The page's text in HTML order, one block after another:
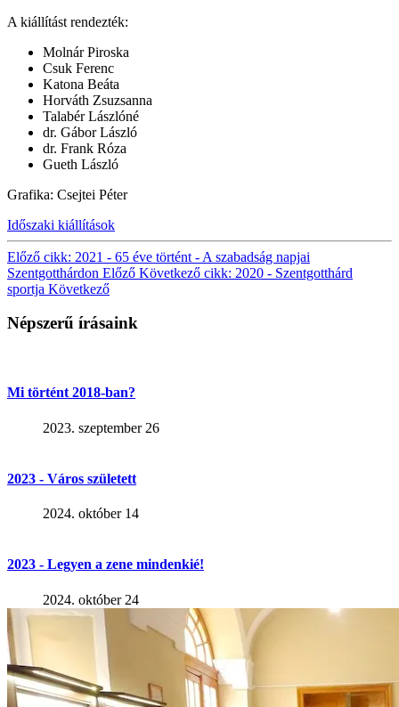
A kiállítást rendezték:
Molnár Piroska
Csuk Ferenc
Katona Beáta
Horváth Zsuzsanna
Talabér Lászlóné
dr. Gábor László
dr. Frank Róza
Gueth László
Grafika: Csejtei Péter
Időszaki kiállítások
Előző cikk: 2021 - 65 éve történt - A szabadság napjai
Szentgotthárdon Előző Következő cikk: 2020 - Szentgotthárd
sportja Következő
Népszerű írásaink
Mi történt 2018-ban?
2023. szeptember 26
2023 - Város született
2024. október 14
2023 - Legyen a zene mindenkié!
2024. október 24